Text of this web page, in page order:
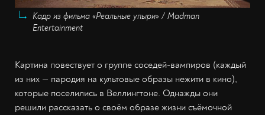
Кадр из фильма «Реальные упыри» / Madman
Entertainment
Картина повествует о группе соседей-вампиров (каждый
из них — пародия на культовые образы нежити в кино),
которые поселились в Веллингтоне. Однажды они
решили рассказать о своём образе жизни съёмочной